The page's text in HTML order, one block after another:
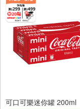
可口可樂迷你罐 200ml